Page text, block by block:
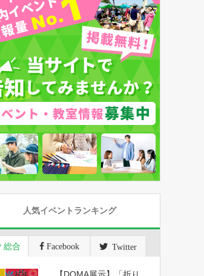
人気イベントランキング
総合 Facebook Twitter